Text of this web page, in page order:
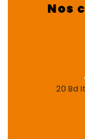
Nos
20 Bd